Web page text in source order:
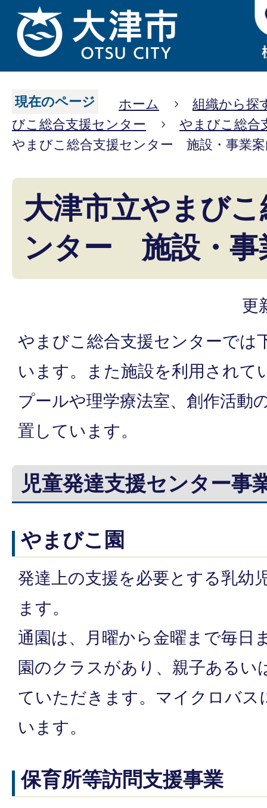
現在のページ ホーム
組織から探
びこ総合支援センター
やまびこ総合
やまびこ総合支援センター 施設・事業
大津市立やまび
ンター 施設・事
更
やまびこ総合支援センターでは
います。また施設を利用されて
プールや理学療法室、創作活動
置しています。
児童発達支援センター事
やまびこ園
発達上の支援を必要とする乳幼
ます。
通園は、月曜から金曜まで毎日
園のクラスがあり、親子あるい
ていただきます。マイクロバス
います。
保育所等訪問支援事業